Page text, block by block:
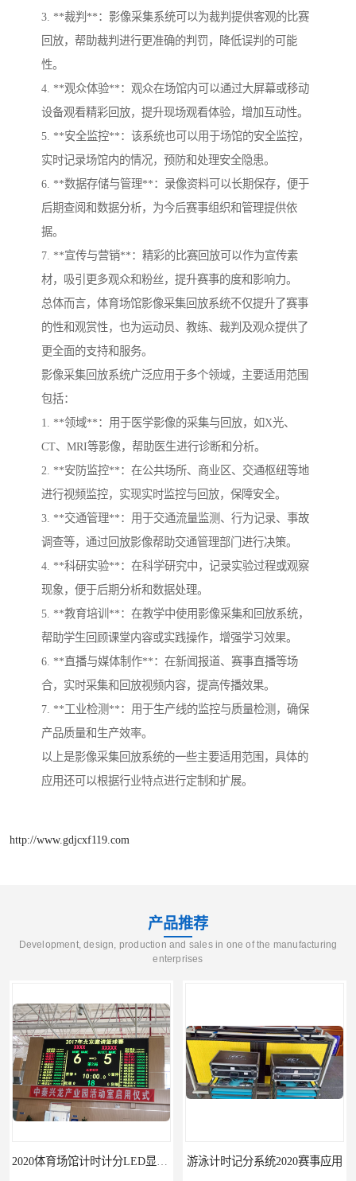
3. **裁判**：影像采集系统可以为裁判提供客观的比赛
回放，帮助裁判进行更准确的判罚，降低误判的可能
性。
4. **观众体验**：观众在场馆内可以通过大屏幕或移动
设备观看精彩回放，提升现场观看体验，增加互动性。
5. **安全监控**：该系统也可以用于场馆的安全监控，
实时记录场馆内的情况，预防和处理安全隐患。
6. **数据存储与管理**：录像资料可以长期保存，便于
后期查阅和数据分析，为今后赛事组织和管理提供依
据。
7. **宣传与营销**：精彩的比赛回放可以作为宣传素
材，吸引更多观众和粉丝，提升赛事的度和影响力。
总体而言，体育场馆影像采集回放系统不仅提升了赛事
的性和观赏性，也为运动员、教练、裁判及观众提供了
更全面的支持和服务。
影像采集回放系统广泛应用于多个领域，主要适用范围
包括：
1. **领域**：用于医学影像的采集与回放，如X光、
CT、MRI等影像，帮助医生进行诊断和分析。
2. **安防监控**：在公共场所、商业区、交通枢纽等地
进行视频监控，实现实时监控与回放，保障安全。
3. **交通管理**：用于交通流量监测、行为记录、事故
调查等，通过回放影像帮助交通管理部门进行决策。
4. **科研实验**：在科学研究中，记录实验过程或观察
现象，便于后期分析和数据处理。
5. **教育培训**：在教学中使用影像采集和回放系统，
帮助学生回顾课堂内容或实践操作，增强学习效果。
6. **直播与媒体制作**：在新闻报道、赛事直播等场
合，实时采集和回放视频内容，提高传播效果。
7. **工业检测**：用于生产线的监控与质量检测，确保
产品质量和生产效率。
以上是影像采集回放系统的一些主要适用范围，具体的
应用还可以根据行业特点进行定制和扩展。
http://www.gdjcxf119.com
产品推荐
Development, design, production and sales in one of the manufacturing
enterprises
2020体育场馆计时计分LED显示要求 游泳计时记分系统2020赛事应用